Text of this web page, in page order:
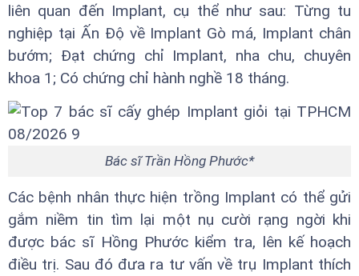
liên quan đến Implant, cụ thể như sau: Từng tu
nghiệp tại Ấn Độ về Implant Gò má, Implant chân
bướm; Đạt chứng chỉ Implant, nha chu, chuyên
khoa 1; Có chứng chỉ hành nghề 18 tháng.
Bác sĩ Trần Hồng Phước*
Các bệnh nhân thực hiện trồng Implant có thể gửi
gắm niềm tin tìm lại một nụ cười rạng ngời khi
được bác sĩ Hồng Phước kiểm tra, lên kế hoạch
điều trị. Sau đó đưa ra tư vấn về trụ Implant thích